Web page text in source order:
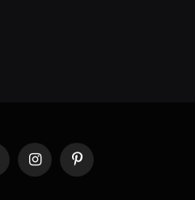
InstagramPinterest